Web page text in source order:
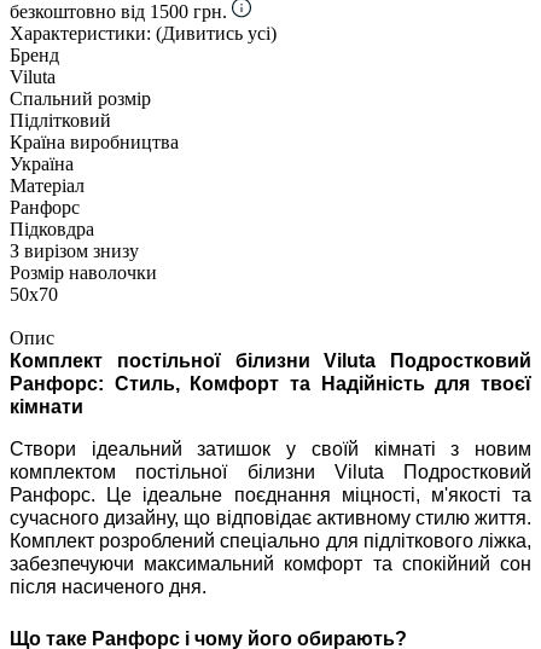
безкоштовно від 1500 грн.
Характеристики: (Дивитись усі)
Бренд
Viluta
Спальний розмір
Підлітковий
Країна виробництва
Україна
Матеріал
Ранфорс
Підковдра
З вирізом знизу
Розмір наволочки
50х70
Опис
Комплект постільної білизни Viluta Подростковий
Ранфорс: Стиль, Комфорт та Надійність для твоєї
кімнати
Створи ідеальний затишок у своїй кімнаті з новим
комплектом постільної білизни Viluta Подростковий
Ранфорс. Це ідеальне поєднання міцності, м'якості та
сучасного дизайну, що відповідає активному стилю життя.
Комплект розроблений спеціально для підліткового ліжка,
забезпечуючи максимальний комфорт та спокійний сон
після насиченого дня.
Що таке Ранфорс і чому його обирають?